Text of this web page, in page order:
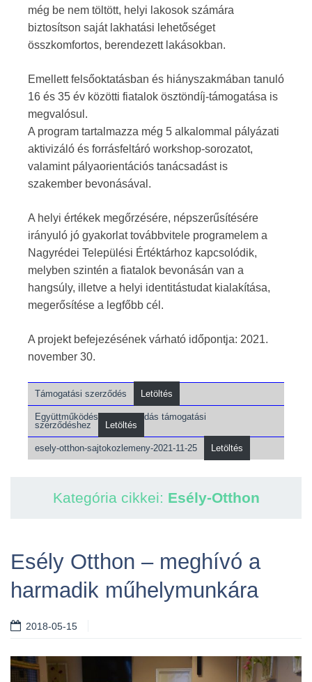
még be nem töltött, helyi lakosok számára
biztosítson saját lakhatási lehetőséget
összkomfortos, berendezett lakásokban.
Emellett felsőoktatásban és hiányszakmában tanuló
16 és 35 év közötti fiatalok ösztöndíj-támogatása is
megvalósul.
A program tartalmazza még 5 alkalommal pályázati
aktivizáló és forrásfeltáró workshop-sorozatot,
valamint pályaorientációs tanácsadást is
szakember bevonásával.
A helyi értékek megőrzésére, népszerűsítésére
irányuló jó gyakorlat továbbvitele programelem a
Nagyrédei Települési Értéktárhoz kapcsolódik,
melyben szintén a fiatalok bevonásán van a
hangsúly, illetve a helyi identitástudat kialakítása,
megerősítése a legfőbb cél.
A projekt befejezésének várható időpontja: 2021.
november 30.
Támogatási szerződés Letöltés
Együttműködési megállapodás támogatási
szerződéshez
Letöltés
esely-otthon-sajtokozlemeny-2021-11-25 Letöltés
Kategória cikkei: Esély-Otthon
Esély Otthon – meghívó a
harmadik műhelymunkára
2018-05-15